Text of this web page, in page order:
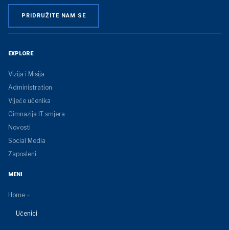
EXPLORE
Vizija i Misija
Administration
Vijeće učenika
Gimnazija IT smjera
Novosti
Social Media
Zaposleni
MENI
Home
Učenici